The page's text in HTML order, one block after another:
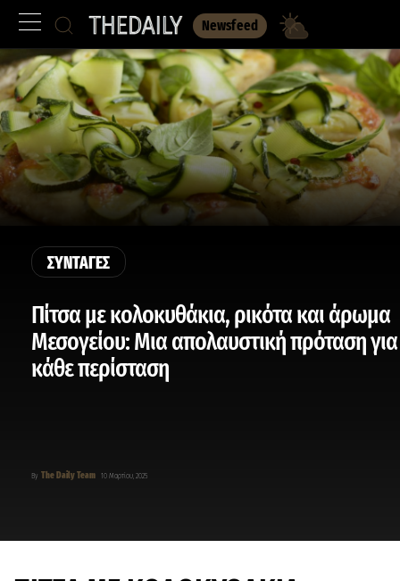
Newsfeed
ΣΥΝΤΑΓΕΣ
Πίτσα με κολοκυθάκια, ρικότα και άρωμα
Μεσογείου: Μια απολαυστική πρόταση για
κάθε περίσταση
By The Daily Team 10 Μαρτίου, 2025